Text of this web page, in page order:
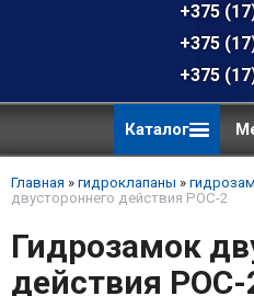
+375
+375
+375
Каталог
Главная » гидроклапаны »
двустороннего действия POC-2
Гидрозамок
действия POC-